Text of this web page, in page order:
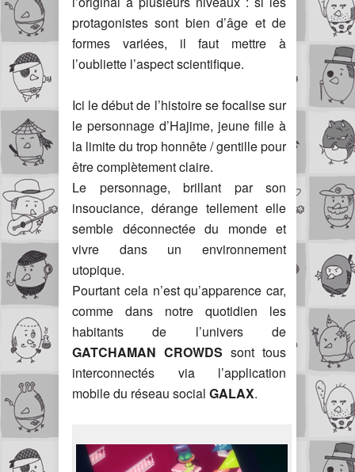
protagonistes sont bien d’âge et de
formes variées, il faut mettre à
l’oubliette l’aspect scientifique.
Ici le début de l’histoire se focalise sur
le personnage d’Hajime, jeune fille à
la limite du trop honnête / gentille pour
être complètement claire.
Le personnage, brillant par son
insouciance, dérange tellement elle
semble déconnectée du monde et
vivre dans un environnement
utopique.
Pourtant cela n’est qu’apparence car,
comme dans notre quotidien les
habitants de l’univers de
GATCHAMAN CROWDS sont tous
interconnectés via l’application
mobile du réseau social GALAX.